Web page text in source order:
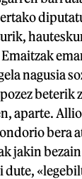
nagusia
beterik
aparte.
bera
jakin
dute,